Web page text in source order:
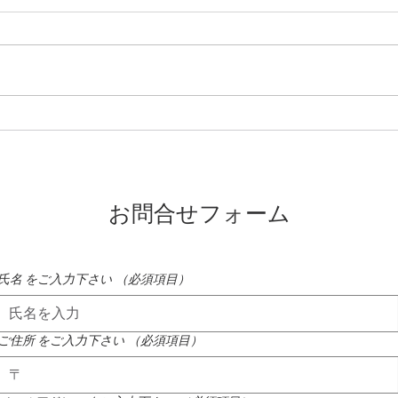
蓼科高原ではニッコウキスゲ
氷
お問合せフォーム
名 をご入力下さい （必須項目）
ご住所 をご入力下さい （必須項目）